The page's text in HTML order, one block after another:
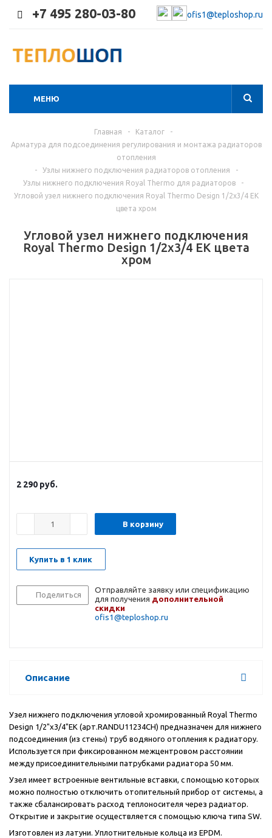
+7 495 280-03-80 ofis1@teploshop.ru
МЕНЮ
Главная - Каталог
-
Арматура для подсоединения регулирования и монтажа радиаторов
отопления
-
Узлы нижнего подключения радиаторов отопления
-
Узлы нижнего подключения Royal Thermo для радиаторов
-
Угловой узел нижнего подключения Royal Thermo Design 1/2х3/4 EK
цвета хром
Угловой узел нижнего подключения
Royal Thermo Design 1/2х3/4 EK цвета
хром
2 290 руб.
В корзину
Купить в 1 клик
Поделиться
Отправляйте заявку или спецификацию
для получения дополнительной
скидки
ofis1@teploshop.ru
Описание
Узел нижнего подключения угловой хромированный Royal Thermo
Design 1/2"х3/4"EK (арт.RANDU11234CH) предназначен для нижнего
подсоединения (из стены) труб водяного отопления к радиатору.
Используется при фиксированном межцентровом расстоянии
между присоединительными патрубками радиатора 50 мм.
Узел имеет встроенные вентильные вставки, с помощью которых
можно полностью отключить отопительный прибор от системы, а
также сбалансировать расход теплоносителя через радиатор.
Открытие и закрытие осуществляется с помощью ключа типа SW.
Изготовлен из латуни. Уплотнительные кольца из EPDM.